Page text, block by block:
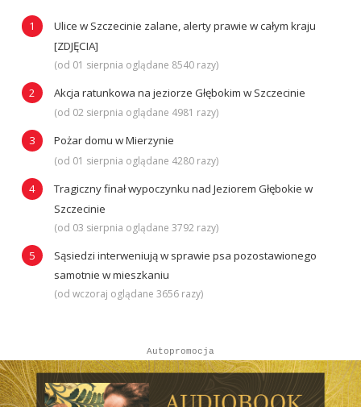
Ulice w Szczecinie zalane, alerty prawie w całym kraju
[ZDJĘCIA]
(od 01 sierpnia oglądane 8540 razy)
Akcja ratunkowa na jeziorze Głębokim w Szczecinie
(od 02 sierpnia oglądane 4981 razy)
Pożar domu w Mierzynie
(od 01 sierpnia oglądane 4280 razy)
Tragiczny finał wypoczynku nad Jeziorem Głębokie w
Szczecinie
(od 03 sierpnia oglądane 3792 razy)
Sąsiedzi interweniują w sprawie psa pozostawionego
samotnie w mieszkaniu
(od wczoraj oglądane 3656 razy)
Autopromocja